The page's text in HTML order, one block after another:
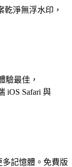
乾淨無浮水印，
驗最佳，
iOS Safari 與
記憶體。免費版